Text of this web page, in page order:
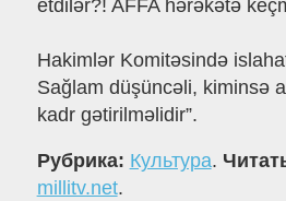
etdilər?! AFFA hərəkətə
Hakimlər Komitəsində
Sağlam düşüncəli, kiminsə
kadr gətirilməlidir”.
Рубрика: Культура.
millitv.net.